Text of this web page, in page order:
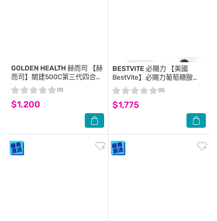
GOLDEN HEALTH 赫而司
【赫
而司】關建500C第三代四合一
運動膠囊(90顆*1罐)專利C3C高
濃縮95%薑黃素胡椒鹼靈活有
感更勝UC-II
$1,200
(0)
BESTVITE 必賜力 【美國
BestVite】必賜力葡萄糖胺
+MSM膠囊2瓶組 (120顆*2瓶)
$1,775
(0)